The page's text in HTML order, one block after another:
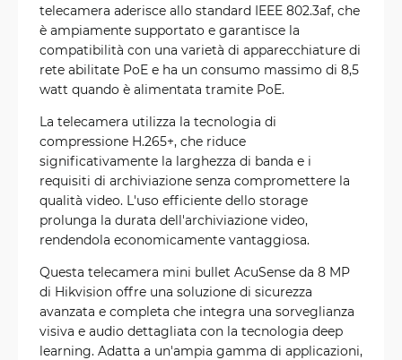
telecamera aderisce allo standard IEEE 802.3af, che
è ampiamente supportato e garantisce la
compatibilità con una varietà di apparecchiature di
rete abilitate PoE e ha un consumo massimo di 8,5
watt quando è alimentata tramite PoE.
La telecamera utilizza la tecnologia di
compressione H.265+, che riduce
significativamente la larghezza di banda e i
requisiti di archiviazione senza compromettere la
qualità video. L'uso efficiente dello storage
prolunga la durata dell'archiviazione video,
rendendola economicamente vantaggiosa.
Questa telecamera mini bullet AcuSense da 8 MP
di Hikvision offre una soluzione di sicurezza
avanzata e completa che integra una sorveglianza
visiva e audio dettagliata con la tecnologia deep
learning. Adatta a un'ampia gamma di applicazioni,